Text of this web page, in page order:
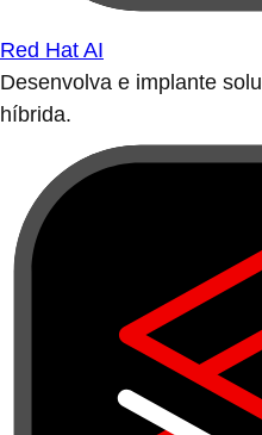
Red Hat AI
Desenvolva e implante
híbrida.